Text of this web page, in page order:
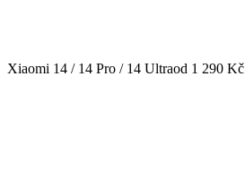
Xiaomi 14 / 14 Pro / 14 Ultraod 1 290 Kč